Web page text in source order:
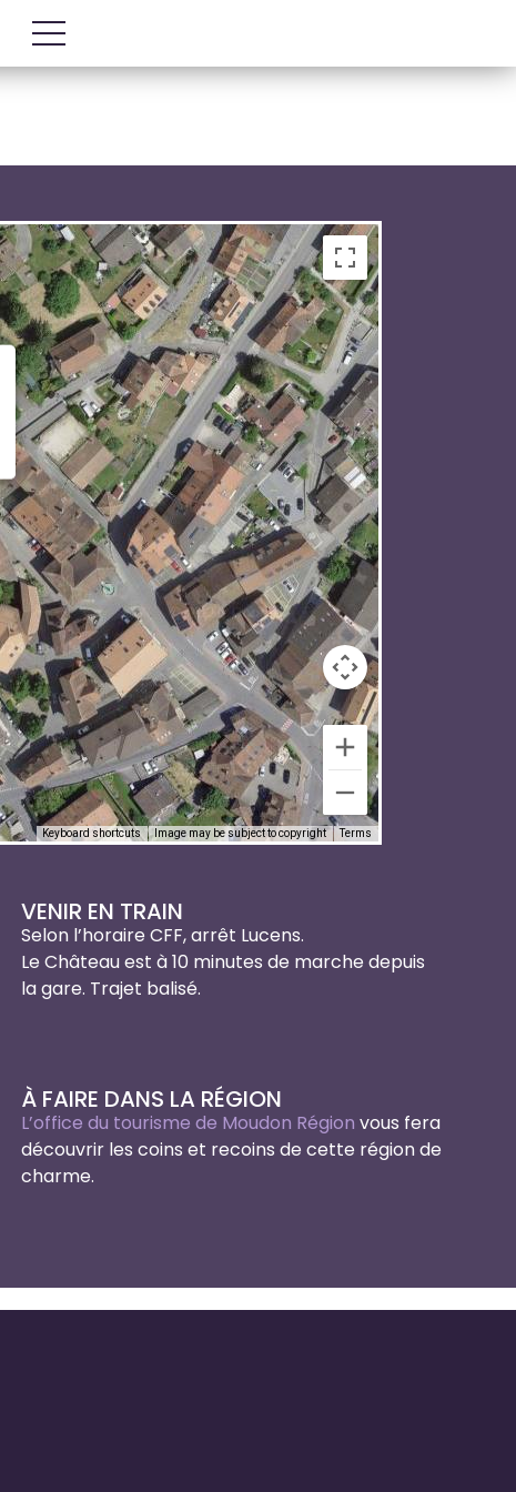
Keyboard shortcuts Image may be subject to copyright Terms
VENIR EN TRAIN
Selon l’horaire CFF, arrêt Lucens.
Le Château est à 10 minutes de marche depuis
la gare. Trajet balisé.
À FAIRE DANS LA RÉGION
L’office du tourisme de Moudon Région vous fera
découvrir les coins et recoins de cette région de
charme.